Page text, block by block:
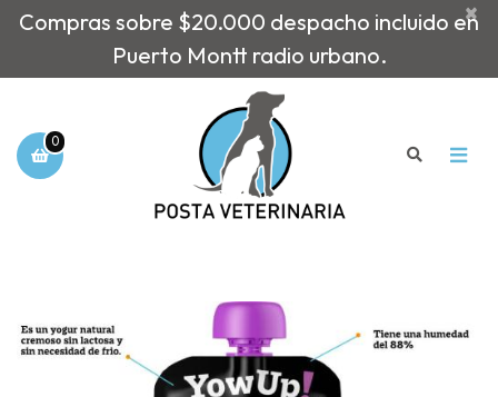
Compras sobre $20.000 despacho incluido en
Puerto Montt radio urbano.
×
0